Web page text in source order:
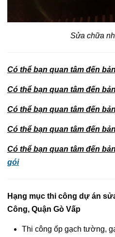
Sửa chữa
Có thể bạn quan tâm đến
Có thể bạn quan tâm đến
Có thể bạn quan tâm đến
Có thể bạn quan tâm đến
Có thể bạn quan tâm đến
gói
Hạng mục thi công dự án
Công, Quận Gò Vấp
Thi công ốp gạch tường,